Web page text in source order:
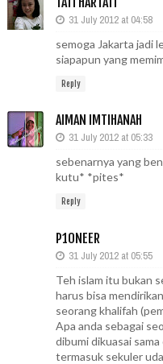
31 July 2012 at 04:58
semoga Jakarta jadi
siapapun yang
Reply
AIMAN IMTIHANAH
31 July 2012 at 05:33
sebenarnya yang
kutu* *pites*
Reply
P10NEER
31 July 2012 at 05:55
Teh islam itu bukan
harus bisa
seorang khalifah
Apa anda sebagai
dibumi dikuasai sama
termasuk sekuler